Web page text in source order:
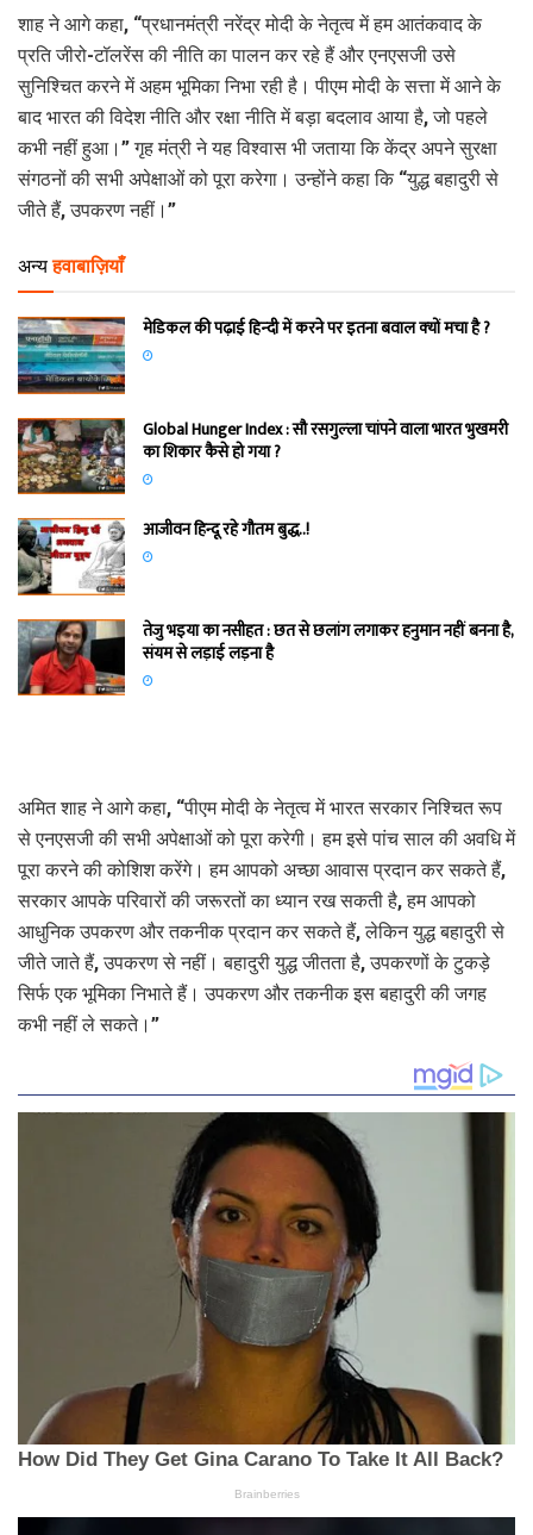
शाह ने आगे कहा, “प्रधानमंत्री नरेंद्र मोदी के नेतृत्व में हम आतंकवाद के
प्रति जीरो-टॉलरेंस की नीति का पालन कर रहे हैं और एनएसजी उसे
सुनिश्चित करने में अहम भूमिका निभा रही है। पीएम मोदी के सत्ता में आने के
बाद भारत की विदेश नीति और रक्षा नीति में बड़ा बदलाव आया है, जो पहले
कभी नहीं हुआ।” गृह मंत्री ने यह विश्वास भी जताया कि केंद्र अपने सुरक्षा
संगठनों की सभी अपेक्षाओं को पूरा करेगा। उन्होंने कहा कि “युद्ध बहादुरी से
जीते हैं, उपकरण नहीं।”
अन्य हवाबाज़ियाँ
मेडिकल की पढ़ाई हिन्‍दी में करने पर इतना बवाल क्‍यों मचा है ?
Global Hunger Index : सौ रसगुल्‍ला चांपने वाला भारत भुखमरी
का शिकार कैसे हो गया ?
आजीवन हिन्दू रहे गौतम बुद्ध..!
तेजु भइया का नसीहत : छत से छलांग लगाकर हनुमान नहीं बनना है,
संयम से लड़ाई लड़ना है
अमित शाह ने आगे कहा, “पीएम मोदी के नेतृत्व में भारत सरकार निश्चित रूप
से एनएसजी की सभी अपेक्षाओं को पूरा करेगी। हम इसे पांच साल की अवधि में
पूरा करने की कोशिश करेंगे। हम आपको अच्छा आवास प्रदान कर सकते हैं,
सरकार आपके परिवारों की जरूरतों का ध्यान रख सकती है, हम आपको
आधुनिक उपकरण और तकनीक प्रदान कर सकते हैं, लेकिन युद्ध बहादुरी से
जीते जाते हैं, उपकरण से नहीं। बहादुरी युद्ध जीतता है, उपकरणों के टुकड़े
सिर्फ एक भूमिका निभाते हैं। उपकरण और तकनीक इस बहादुरी की जगह
कभी नहीं ले सकते।”